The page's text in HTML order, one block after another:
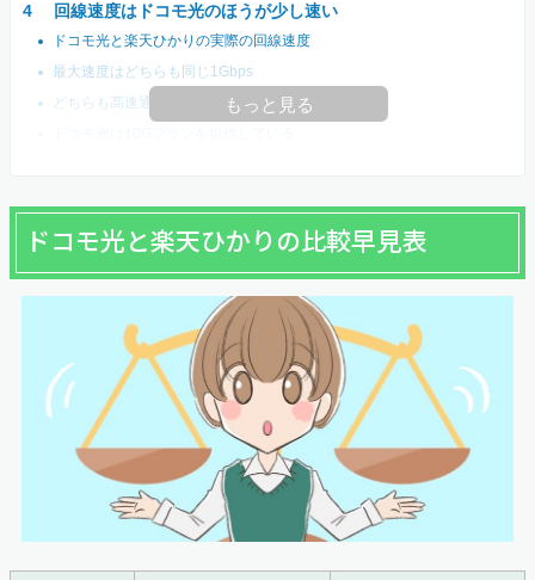
回線速度はドコモ光のほうが少し速い
ドコモ光と楽天ひかりの実際の回線速度
最大速度はどちらも同じ1Gbps
どちらも高速通信規格に対応している
もっと見る
ドコモ光と楽天ひかりの比較早見表